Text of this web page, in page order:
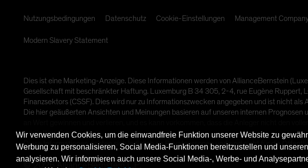
Nutzungsbedingungen Datenschutz Cookie-Einstellungen Management
Modern Slavery Statement
Dies ist eine Marketing-Anzeige. Diese Informationen werden von AllianceBernstein
Gesellschaft mit beschränkter Haftung. Luxemburg B 34 305, 2-4, rue Eugène
Finanzsektors (CSSF). Dies wird nur zu Informationszwecken angegeben und ist nicht
Die hier geäußerten Ansichten und Meinungen basieren auf unseren internen
zukünftige Ergebnisse.
Diese Informationen richten sich lediglich an Privatpersonen und sind nicht für die
©2026 AllianceBernstein L.P.
Wir verwenden Cookies, um die einwandfreie Funktion unserer Website zu
Werbung zu personalisieren, Social Media-Funktionen bereitzustellen und
analysieren. Wir informieren auch unsere Social Media-, Werbe- und